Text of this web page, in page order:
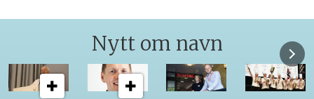
Nytt om navn